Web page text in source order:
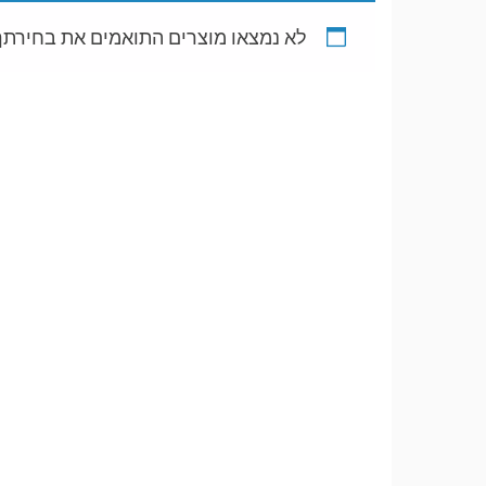
לא נמצאו מוצרים התואמים את